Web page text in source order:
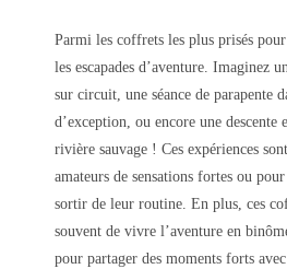
Parmi les coffrets les plus prisés
les escapades d’aventure. Imaginez
sur circuit, une séance de parapente
d’exception, ou encore une descente
rivière sauvage ! Ces expériences
amateurs de sensations fortes ou
sortir de leur routine. En plus, ces
souvent de vivre l’aventure en
pour partager des moments forts